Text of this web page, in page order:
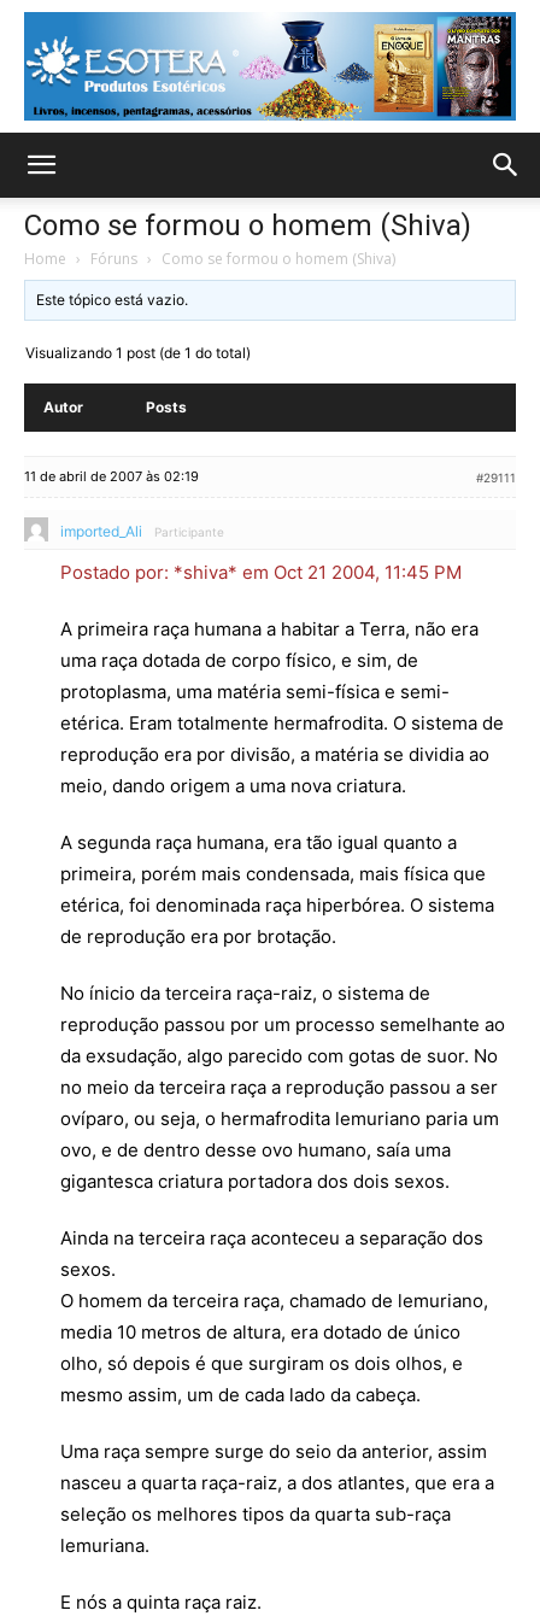
Como se formou o homem (Shiva)
Home › Fóruns › Como se formou o homem (Shiva)
Este tópico está vazio.
Visualizando 1 post (de 1 do total)
Autor Posts
11 de abril de 2007 às 02:19 #29111
imported_Ali Participante
Postado por: *shiva* em Oct 21 2004, 11:45 PM
A primeira raça humana a habitar a Terra, não era
uma raça dotada de corpo físico, e sim, de
protoplasma, uma matéria semi-física e semi-
etérica. Eram totalmente hermafrodita. O sistema de
reprodução era por divisão, a matéria se dividia ao
meio, dando origem a uma nova criatura.
A segunda raça humana, era tão igual quanto a
primeira, porém mais condensada, mais física que
etérica, foi denominada raça hiperbórea. O sistema
de reprodução era por brotação.
No ínicio da terceira raça-raiz, o sistema de
reprodução passou por um processo semelhante ao
da exsudação, algo parecido com gotas de suor. No
no meio da terceira raça a reprodução passou a ser
ovíparo, ou seja, o hermafrodita lemuriano paria um
ovo, e de dentro desse ovo humano, saía uma
gigantesca criatura portadora dos dois sexos.
Ainda na terceira raça aconteceu a separação dos
sexos.
O homem da terceira raça, chamado de lemuriano,
media 10 metros de altura, era dotado de único
olho, só depois é que surgiram os dois olhos, e
mesmo assim, um de cada lado da cabeça.
Uma raça sempre surge do seio da anterior, assim
nasceu a quarta raça-raiz, a dos atlantes, que era a
seleção os melhores tipos da quarta sub-raça
lemuriana.
E nós a quinta raça raiz.